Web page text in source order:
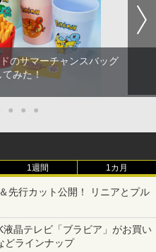
のサマーチャンスバッグ
てみた！
● ● ●
1週間 1カ月
先行カット公開！ リニアとプル
液晶テレビ「ブラビア」がお買い
ラインナップ